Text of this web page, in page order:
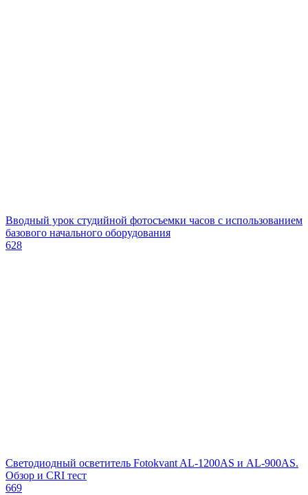
Вводный урок студийной фотосъемки часов с использованием
базового начального оборудования
628
Светодиодный осветитель Fotokvant AL-1200AS и AL-900AS.
Обзор и CRI тест
669